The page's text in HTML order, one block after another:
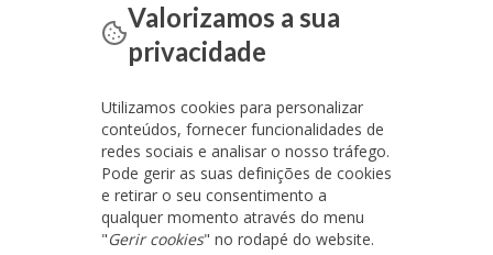
Valorizamos a sua
privacidade
Utilizamos cookies para personalizar
conteúdos, fornecer funcionalidades de
redes sociais e analisar o nosso tráfego.
Pode gerir as suas definições de cookies
e retirar o seu consentimento a
qualquer momento através do menu
"Gerir cookies" no rodapé do website.